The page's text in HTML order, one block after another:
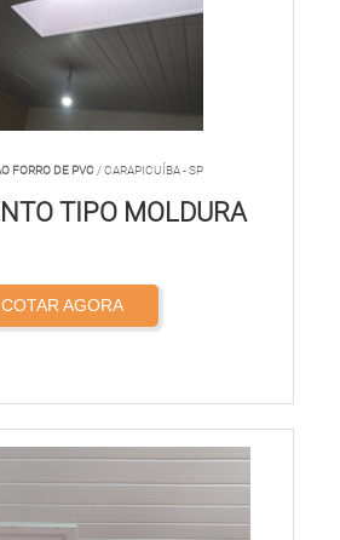
FORRO DE PVC/ CARAPICUÍBA - SP
TIPO MOLDURA
COTAR AGORA